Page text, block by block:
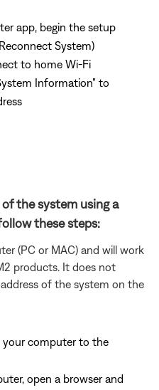
app, begin the setup
System)
to home Wi-Fi
Information" to
the system using a
these steps:
(PC or MAC) and will work
products. It does not
of the system on the
your computer to the
open a browser and